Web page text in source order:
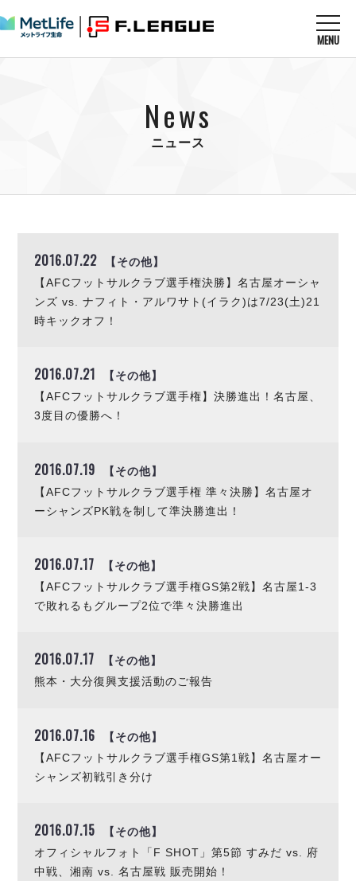
MENU
U-23選抜
メディア情報
フットサル日本代表
その他
MATCHES
戦績表
警告・退場・出場停止選手
個人ランキング｜ゴール
個人ランキング｜シュート
個人ランキング｜第2PK
メットライフ生命Ｆ２リーグ
順位表
戦績表
警告・退場・出場停止選手
個人ランキング｜シュート
個人ランキング｜シュート成功率
個人ランキング｜第2PK
試合日程・結果
チケット情報
過去の記録
エスポラーダ北海道
バルドラール浦安
フウガドールすみだ
ペスカドーラ町田
湘南ベルマーレ
ボアルース長野
シュライカー大阪
ボルクバレット北九州
バサジィ大分
ヴォスクオーレ仙台
マルバ水戸FC
Y．S．C．C．横浜
ヴィンセドール白山
ポルセイド浜田
ミラクルスマイル新居浜
アリーナ情報 ARENA
リーグ概要
大会概要
リーグ要項
クラブライセンス関連
過去の記録 ARCHIVE
過去の試合記録
ディビジョン1 試合記録
リーグ統計データ
ハットトリック
担当審判員
エスポラーダ北海道
バルドラール浦安
しながわシティ
立川アスレティックFC
ペスカドーラ町田
プロジェクト PROJECT
ABeam AWARD
DIVISION 01
DIVISION 02
News
ニュース
2016.07.22 【その他】
【AFCフットサルクラブ選手権決勝】名古屋オーシャ
ンズ vs. ナフィト・アルワサト(イラク)は7/23(土)21
時キックオフ！
2016.07.21 【その他】
【AFCフットサルクラブ選手権】決勝進出！名古屋、
3度目の優勝へ！
2016.07.19 【その他】
【AFCフットサルクラブ選手権 準々決勝】名古屋オ
ーシャンズPK戦を制して準決勝進出！
2016.07.17 【その他】
【AFCフットサルクラブ選手権GS第2戦】名古屋1-3
で敗れるもグループ2位で準々決勝進出
2016.07.17 【その他】
熊本・大分復興支援活動のご報告
2016.07.16 【その他】
【AFCフットサルクラブ選手権GS第1戦】名古屋オー
シャンズ初戦引き分け
2016.07.15 【その他】
オフィシャルフォト「F SHOT」第5節 すみだ vs. 府
中戦、湘南 vs. 名古屋戦 販売開始！